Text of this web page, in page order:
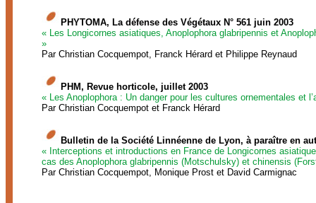
PHYTOMA, La défense des Végétaux N° 561 juin 2003
« Les Longicornes asiatiques, Anoplophora glabripennis et
»
Par Christian Cocquempot, Franck Hérard et Philippe Reynaud
PHM, Revue horticole, juillet 2003
« Les Anoplophora : Un danger pour les cultures ornementales et
Par Christian Cocquempot et Franck Hérard
Bulletin de la Société Linnéenne de Lyon, à paraître en
« Interceptions et introductions en France de Longicornes
cas des Anoplophora glabripennis (Motschulsky) et chinensis
Par Christian Cocquempot, Monique Prost et David Carmignac